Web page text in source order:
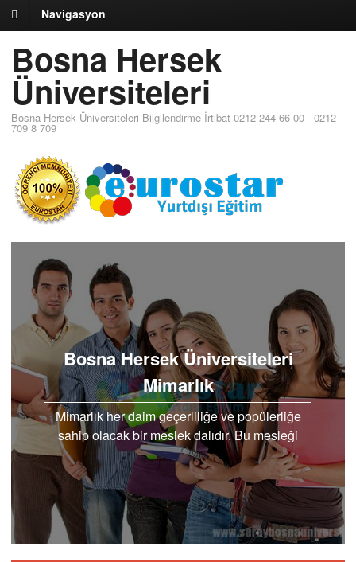
Navigasyon
Bosna Hersek
Üniversiteleri
Bosna Hersek Üniversiteleri Bilgilendirme İrtibat 0212 244 66 00 - 0212
709 8 709
Bosna Hersek Üniversiteleri
Mimarlık
Mimarlık her daim geçerliliğe ve popülerliğe
sahip olacak bir meslek dalıdır. Bu mesleği
elbette ne kadar istediğiniz de eğitimi
tamamlayabilmeniz..